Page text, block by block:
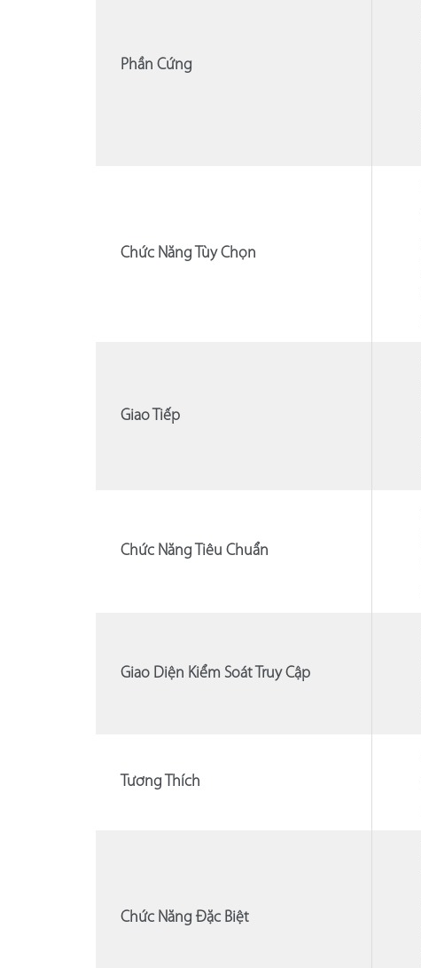
Phần Cứng
Chức Năng Tùy Chọn
Giao Tiếp
Chức Năng Tiêu Chuẩn
Giao Diện Kiểm Soát Truy Cập
Tương Thích
Chức Năng Đặc Biệt